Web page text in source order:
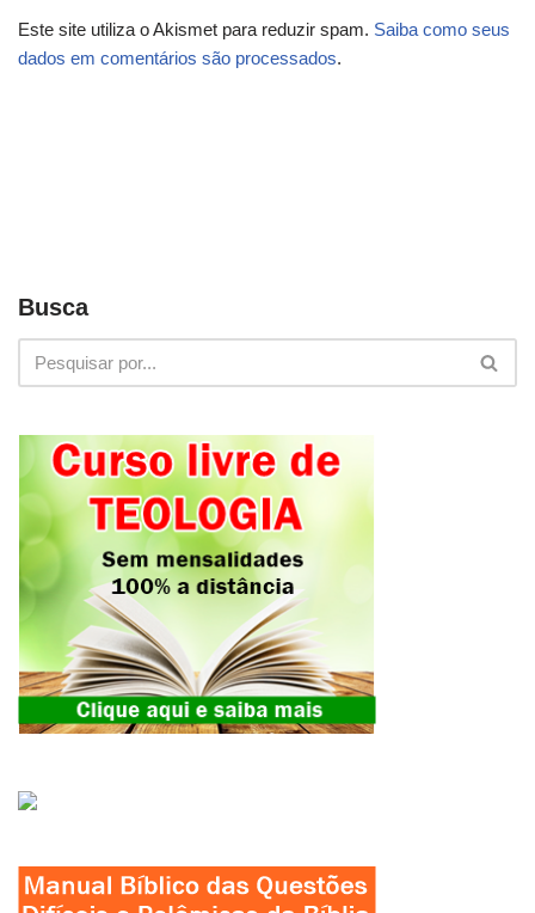
Este site utiliza o Akismet para reduzir spam. Saiba como seus
dados em comentários são processados.
Busca